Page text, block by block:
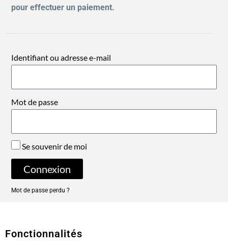
pour effectuer un paiement.
Identifiant ou adresse e-mail
Mot de passe
Se souvenir de moi
Connexion
Mot de passe perdu ?
Fonctionnalités